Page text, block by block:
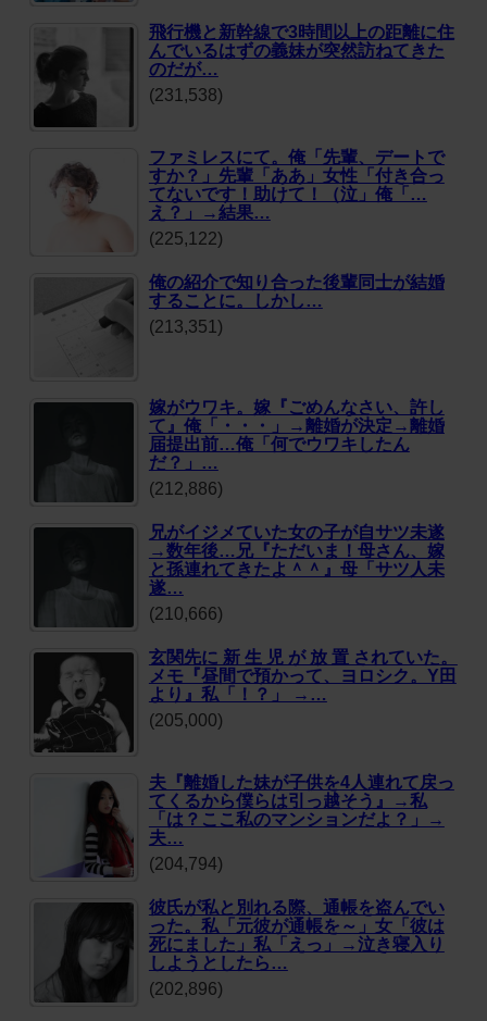
飛行機と新幹線で3時間以上の距離に住
んでいるはずの義妹が突然訪ねてきた
のだが…
(231,538)
ファミレスにて。俺「先輩、デートで
すか？」先輩「ああ」女性「付き合っ
てないです！助けて！（泣」俺「…
え？」→結果…
(225,122)
俺の紹介で知り合った後輩同士が結婚
することに。しかし…
(213,351)
嫁がウワキ。嫁『ごめんなさい、許し
て』俺「・・・」→離婚が決定→離婚
届提出前…俺「何でウワキしたん
だ？」…
(212,886)
兄がイジメていた女の子が自サツ未遂
→数年後…兄『ただいま！母さん、嫁
と孫連れてきたよ＾＾』母「サツ人未
遂…
(210,666)
玄関先に 新 生 児 が 放 置 されていた。
メモ『昼間で預かって、ヨロシク。Y田
より』私「！？」 →…
(205,000)
夫『離婚した妹が子供を4人連れて戻っ
てくるから僕らは引っ越そう』→私
「は？ここ私のマンションだよ？」→
夫…
(204,794)
彼氏が私と別れる際、通帳を盗んでい
った。私「元彼が通帳を～」女「彼は
死にました」私「えっ」→泣き寝入り
しようとしたら…
(202,896)